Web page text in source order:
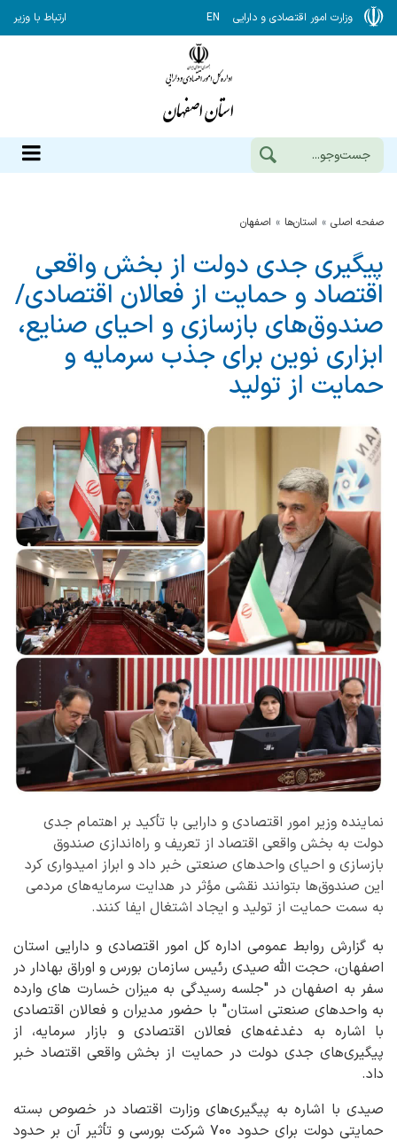
وزارت امور اقتصادی و دارایی EN ارتباط با وزیر
صفحه اصلی استان‌ها اصفهان
پیگیری جدی دولت از بخش واقعی
اقتصاد و حمایت از فعالان اقتصادی/
صندوق‌های بازسازی و احیای صنایع،
ابزاری نوین برای جذب سرمایه و
حمایت از تولید
نماینده وزیر امور اقتصادی و دارایی با تأکید بر اهتمام جدی
دولت به بخش واقعی اقتصاد از تعریف و راه‌اندازی صندوق‌
بازسازی و احیای واحدهای صنعتی خبر داد و ابراز امیدواری کرد
این صندوق‌ها بتوانند نقشی مؤثر در هدایت سرمایه‌های مردمی
به سمت حمایت از تولید و ایجاد اشتغال ایفا کنند.
به گزارش روابط عمومی اداره کل امور اقتصادی و دارایی استان
اصفهان، حجت الله صیدی رئیس سازمان بورس و اوراق بهادار در
سفر به اصفهان در "جلسه رسیدگی به میزان خسارت های وارده
به واحدهای صنعتی استان" با حضور مدیران و فعالان اقتصادی
با اشاره به دغدغه‌های فعالان اقتصادی و بازار سرمایه، از
پیگیری‌های جدی دولت در حمایت از بخش واقعی اقتصاد خبر
داد.
صیدی با اشاره به پیگیری‌های وزارت اقتصاد در خصوص بسته
حمایتی دولت برای حدود ۷۰۰ شرکت بورسی و تأثیر آن بر حدود